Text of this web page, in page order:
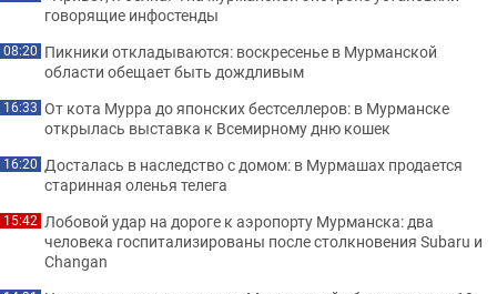
говорящие инфостенды
08:20 Пикники откладываются: воскресенье в Мурманской
области обещает быть дождливым
16:33 От кота Мурра до японских бестселлеров: в Мурманске
открылась выставка к Всемирному дню кошек
16:20 Досталась в наследство с домом: в Мурмашах продается
старинная оленья телега
15:42 Лобовой удар на дороге к аэропорту Мурманска: два
человека госпитализированы после столкновения Subaru и
Changan